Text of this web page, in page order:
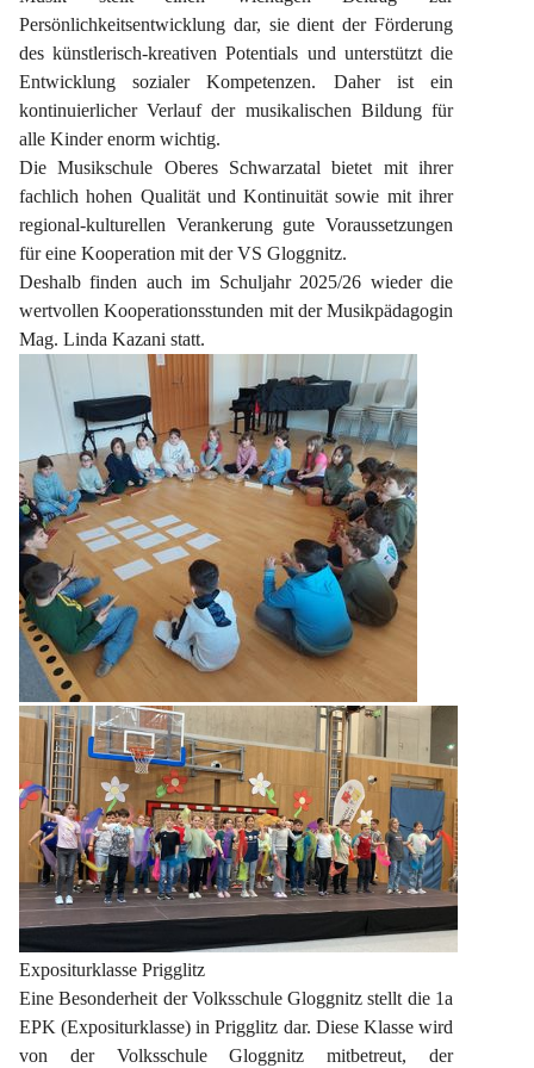
Persönlichkeitsentwicklung dar, sie dient der Förderung
des künstlerisch-kreativen Potentials und unterstützt die
Entwicklung sozialer Kompetenzen. Daher ist ein
kontinuierlicher Verlauf der musikalischen Bildung für
alle Kinder enorm wichtig.
Die Musikschule Oberes Schwarzatal bietet mit ihrer
fachlich hohen Qualität und Kontinuität sowie mit ihrer
regional-kulturellen Verankerung gute Voraussetzungen
für eine Kooperation mit der VS Gloggnitz.
Deshalb finden auch im Schuljahr 2025/26 wieder die
wertvollen Kooperationsstunden mit der Musikpädagogin
Mag. Linda Kazani statt.
Expositurklasse Prigglitz
Eine Besonderheit der Volksschule Gloggnitz stellt die 1a
EPK (Expositurklasse) in Prigglitz dar. Diese Klasse wird
von der Volksschule Gloggnitz mitbetreut, der